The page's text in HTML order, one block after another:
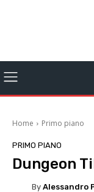
Home Primo piano
PRIMO PIANO
Dungeon
By Alessandro